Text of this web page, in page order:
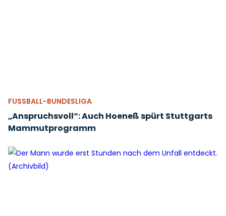
FUSSBALL-BUNDESLIGA
„Anspruchsvoll“: Auch Hoeneß spürt Stuttgarts
Mammutprogramm